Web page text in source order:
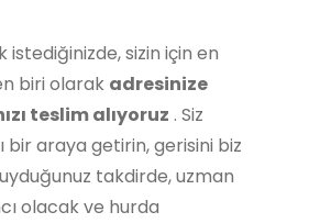
sizin için en
biri olarak adresinize
teslim alıyoruz . Siz
bir araya getirin, gerisini biz
takdirde, uzman
olacak ve hurda